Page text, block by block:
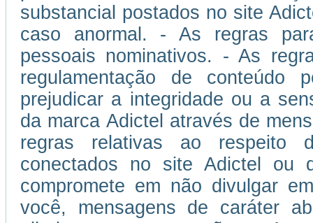
substancial postados no site
caso anormal. - As regras
pessoais nominativos. - As
regulamentação de conteúdo
prejudicar a integridade ou a
da marca Adictel através de
regras relativas ao respeito
conectados no site Adictel ou
compromete em não divulgar
você, mensagens de caráter